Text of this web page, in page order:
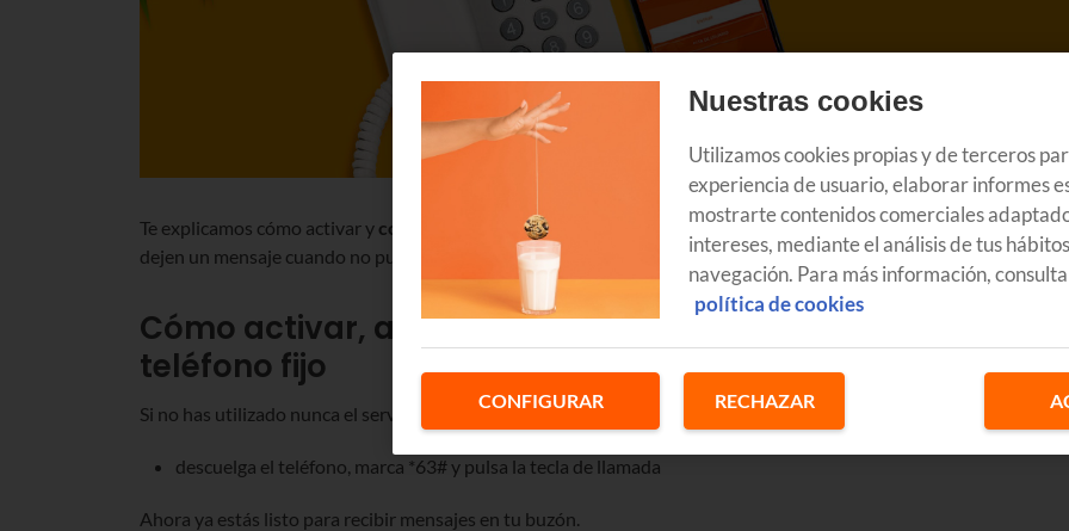
Te explicamos cómo activar y configurar el buzón de voz Euskaltelen tu teléfono fijo y en tu móvil, para que te
dejen un mensaje cuando no puedes atender una llamada o no estés en casa.
Cómo activar, acceder y configurar el contestador del
teléfono fijo
Si no has utilizado nunca el servicio buzón de voz,el primer paso es activarlo:
descuelga el teléfono, marca *63# y pulsa la tecla de llamada
Ahora ya estás listo para recibir mensajes en tu buzón.
Nuestras cookies
Utilizamos cookies propias y de terceros
experiencia de usuario, elaborar informes
mostrarte contenidos comerciales
intereses, mediante el análisis de tus
navegación. Para más información,
política de cookies
CONFIGURAR RECHAZAR